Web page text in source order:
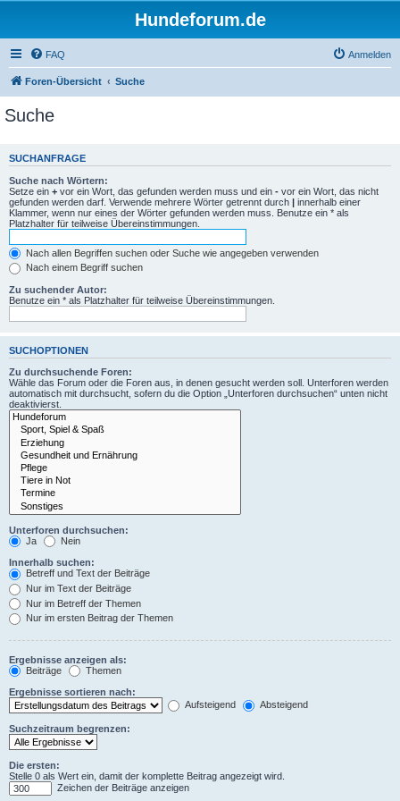
Hundeforum.de
FAQ Anmelden
Foren-Übersicht Suche
Suche
SUCHANFRAGE
Suche nach Wörtern:
Setze ein + vor ein Wort, das gefunden werden muss und ein - vor ein Wort, das nicht
gefunden werden darf. Verwende mehrere Wörter getrennt durch | innerhalb einer
Klammer, wenn nur eines der Wörter gefunden werden muss. Benutze ein * als
Platzhalter für teilweise Übereinstimmungen.
Nach allen Begriffen suchen oder Suche wie angegeben verwenden
Nach einem Begriff suchen
Zu suchender Autor:
Benutze ein * als Platzhalter für teilweise Übereinstimmungen.
SUCHOPTIONEN
Zu durchsuchende Foren:
Wähle das Forum oder die Foren aus, in denen gesucht werden soll. Unterforen werden
automatisch mit durchsucht, sofern du die Option „Unterforen durchsuchen“ unten nicht
deaktivierst.
Unterforen durchsuchen:
Ja
Nein
Innerhalb suchen:
Betreff und Text der Beiträge
Nur im Text der Beiträge
Nur im Betreff der Themen
Nur im ersten Beitrag der Themen
Ergebnisse anzeigen als:
Beiträge
Themen
Ergebnisse sortieren nach:
Aufsteigend
Absteigend
Suchzeitraum begrenzen:
Die ersten:
Stelle 0 als Wert ein, damit der komplette Beitrag angezeigt wird.
Zeichen der Beiträge anzeigen